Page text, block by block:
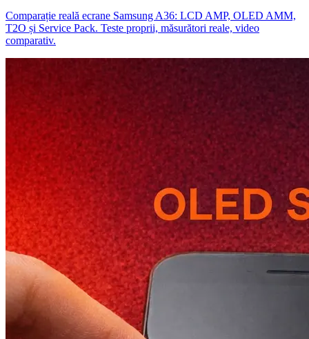
Comparație reală ecrane Samsung A36: LCD AMP, OLED AMM,
T2O și Service Pack. Teste proprii, măsurători reale, video
comparativ.